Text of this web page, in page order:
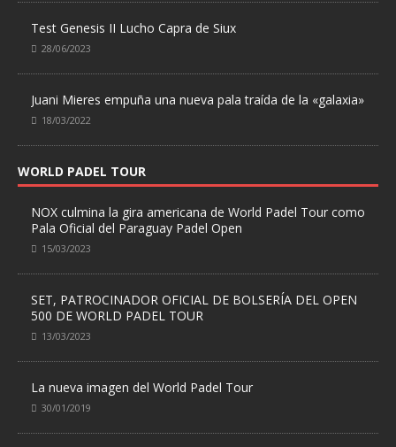
Test Genesis II Lucho Capra de Siux
28/06/2023
Juani Mieres empuña una nueva pala traída de la «galaxia»
18/03/2022
WORLD PADEL TOUR
NOX culmina la gira americana de World Padel Tour como
Pala Oficial del Paraguay Padel Open
15/03/2023
SET, PATROCINADOR OFICIAL DE BOLSERÍA DEL OPEN
500 DE WORLD PADEL TOUR
13/03/2023
La nueva imagen del World Padel Tour
30/01/2019